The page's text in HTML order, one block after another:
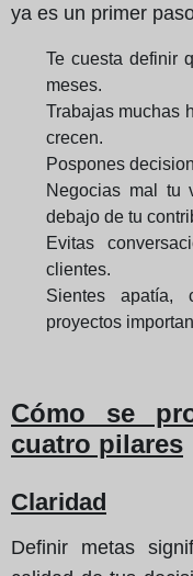
ya es un primer
Te cuesta definir
meses.
Trabajas muchas
crecen.
Pospones
Negocias mal tu
debajo de tu
Evitas
clientes.
Sientes
proyectos
Cómo se
cuatro pilares
Claridad
Definir metas